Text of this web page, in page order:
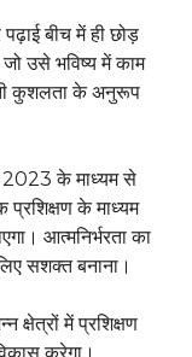
बीच में ही छोड़
उसे भविष्य में काम
कुशलता के अनुरूप
2023 के माध्यम से
प्रशिक्षण के माध्यम
आत्मनिर्भरता का
सशक्त बनाना।
क्षेत्रों में प्रशिक्षण